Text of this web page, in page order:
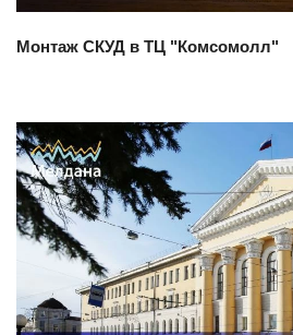
Монтаж СКУД в ТЦ "Комсомолл"
Смотреть проект